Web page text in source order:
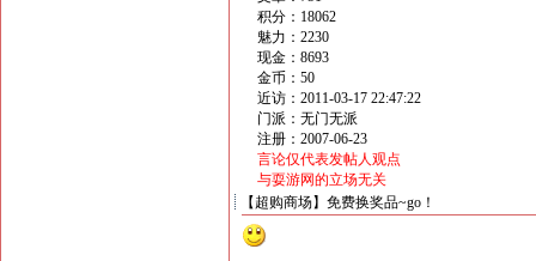
积分：18062
魅力：2230
现金：8693
金币：50
近访：2011-03-17 22:47:22
门派：无门无派
注册：2007-06-23
言论仅代表发帖人观点
与耍游网的立场无关
【超购商场】免费换奖品~go！